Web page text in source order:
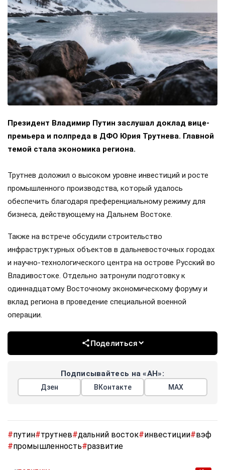
Президент Владимир Путин заслушал доклад вице-
премьера и полпреда в ДФО Юрия Трутнева. Главной
темой стала экономика региона.
Трутнев доложил о высоком уровне инвестиций и росте
промышленного производства, который удалось
обеспечить благодаря преференциальному режиму для
бизнеса, действующему на Дальнем Востоке.
Также на встрече обсудили строительство
инфраструктурных объектов в дальневосточных городах
и научно-технологического центра на острове Русский во
Владивостоке. Отдельно затронули подготовку к
одиннадцатому Восточному экономическому форуму и
вклад региона в проведение специальной военной
операции.
Поделиться
Подписывайтесь на «АН»:
Дзен ВКонтакте МАХ
#путин#трутнев#дальний восток#инвестиции#вэф
#промышленность#развитие